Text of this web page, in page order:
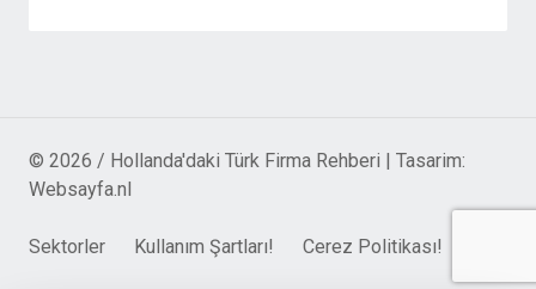
© 2026 / Hollanda'daki Türk Firma Rehberi | Tasarim:
Websayfa.nl
Sektorler Kullanım Şartları! Cerez Politikası!